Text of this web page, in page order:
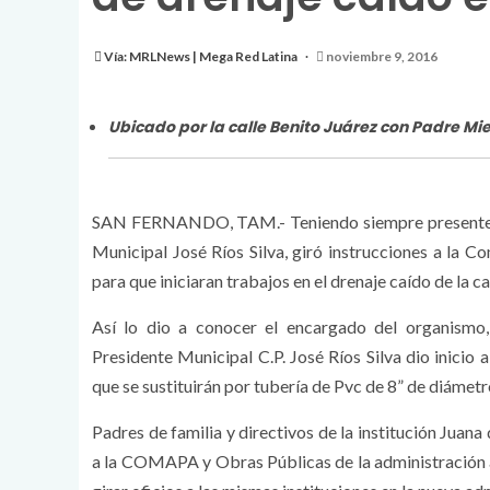
Vía: MRLNews | Mega Red Latina noviembre 9, 2016
Ubicado por la calle Benito Juárez con Padre
SAN FERNANDO, TAM.- Teniendo siempre
Municipal José Ríos Silva, giró instrucciones a la
para que iniciaran trabajos en el drenaje caído de la
Así lo dio a conocer el encargado del
Presidente Municipal C.P. José Ríos Silva dio
que se sustituirán por tubería de Pvc de 8” de
Padres de familia y directivos de la institución
a la COMAPA y Obras Públicas de la